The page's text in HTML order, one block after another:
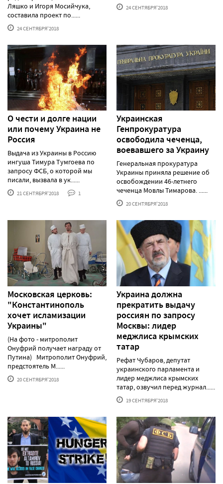
Ляшко и Игоря Мосийчука,
составила проект по......
24 СЕНТЯБРЯ'2018
24 СЕНТЯБРЯ'2018
О чести и долге нации
или почему Украина не
Россия
Выдача из Украины в Россию
ингуша Тимура Тумгоева по
запросу ФСБ, о которой мы
писали, вызвала в ук......
21 СЕНТЯБРЯ'2018 1
Украинская
Генпрокуратура
освободила чеченца,
воевавшего за Украину
Генеральная прокуратура
Украины приняла решение об
освобождении 46-летнего
чеченца Мовлы Тимарова. ......
20 СЕНТЯБРЯ'2018
Московская церковь:
"Константинополь
хочет исламизации
Украины"
(На фото - митрополит
Онуфрий получает награду от
Путина) Митрополит Онуфрий,
предстоятель М......
20 СЕНТЯБРЯ'2018
Украина должна
прекратить выдачу
россиян по запросу
Москвы: лидер
меджлиса крымских
татар
Рефат Чубаров, депутат
украинского парламента и
лидер меджлиса крымских
татар, озвучил перед журнал......
19 СЕНТЯБРЯ'2018